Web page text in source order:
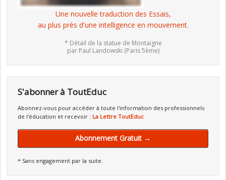
Une nouvelle traduction des Essais,
au plus près d'une intelligence en mouvement.
* Détail de la statue de Montaigne
par Paul Landowski (Paris 5ème)
S'abonner à ToutEduc
Abonnez-vous pour accéder à toute l'information des professionnels
de l'éducation et recevoir : La Lettre ToutEduc
Abonnement Gratuit →
* Sans engagement par la suite.